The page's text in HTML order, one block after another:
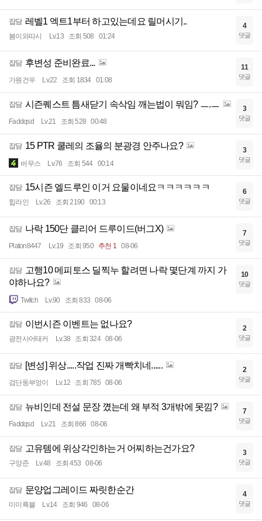
잡담 레벨1 엑트1부터 하고있는데요 릴머시기..
봄이와따시 Lv.13 조회 508 01:24
4
댓글
잡담 후변성 준비완료...
가원건우 Lv.22 조회 1834 01:08
11
댓글
잡담 시즌퀘스트 틈새닫기 속삭임 깨는법이 뭐임? ㅡ.ㅡ
Faddqsd Lv.21 조회 528 00:48
3
댓글
잡담 15 PTR 쿨레의 조율의 분광경 안주나요?
버무스 Lv.76 조회 544 00:14
3
댓글
잡담 15시즌 엘드루인 이거 요물이네요ㅋㅋㅋㅋㅋㅋ
힙라인 Lv.26 조회 2190 00:13
6
댓글
잡담 나락 150단 클리어 드루이드(버그X)
Platon8447 Lv.19 조회 950 추천 1 08-06
7
댓글
잡담 고행10 메피토스 딜찍누 할려면 나락 몇단계 까지 가
야하나요?
Twitch Lv.90 조회 833 08-06
10
댓글
잡담 이번시즌 이벤트는 없나요?
광전사어태커 Lv.38 조회 324 08-06
2
댓글
잡담 [변성] 위상.....작업 진짜 개빡치네......
검단동부엉이 Lv.12 조회 785 08-06
2
댓글
잡담 뉴비인데 전설 문장 꼈는데 왜 부적 3개밖에 못낌?
Faddqsd Lv.21 조회 866 08-06
7
댓글
잡담 고유템에 위상각인하는거 어찌하는건가요?
구양준 Lv.48 조회 453 08-06
3
댓글
잡담 문양업그레이드 짜릿한순간
미이륵블 Lv.14 조회 946 08-06
4
댓글